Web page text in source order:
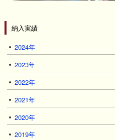
納入実績
2024年
2023年
2022年
2021年
2020年
2019年